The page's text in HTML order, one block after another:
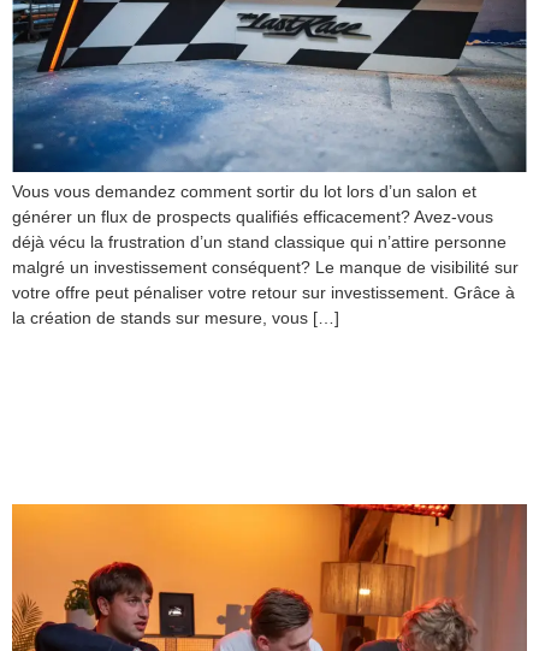
Vous vous demandez comment sortir du lot lors d’un salon et
générer un flux de prospects qualifiés efficacement? Avez-vous
déjà vécu la frustration d’un stand classique qui n’attire personne
malgré un investissement conséquent? Le manque de visibilité sur
votre offre peut pénaliser votre retour sur investissement. Grâce à
la création de stands sur mesure, vous […]